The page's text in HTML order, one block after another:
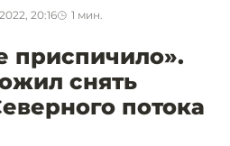
20:16 1 мин.
приспичило».
снять
потока